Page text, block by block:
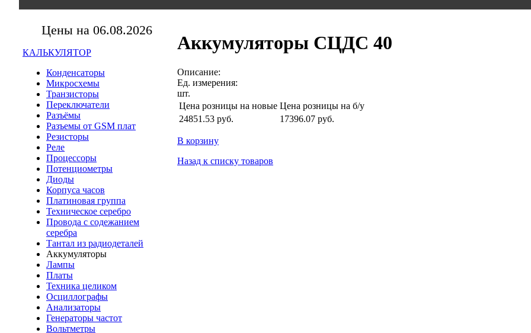
Цены на 06.08.2026
КАЛЬКУЛЯТОР
Конденсаторы
Микросхемы
Транзисторы
Переключатели
Разъёмы
Разъемы от GSM плат
Резисторы
Реле
Процессоры
Потенциометры
Диоды
Корпуса часов
Платиновая группа
Техническое серебро
Провода с содежанием
серебра
Тантал из радиодеталей
Аккумуляторы
Лампы
Платы
Техника целиком
Осциллографы
Анализаторы
Генераторы частот
Вольтметры
Аккумуляторы СЦДС 40
Описание:
Ед. измерения:
шт.
Цена розницы на новые Цена розницы на б/у
24851.53 руб. 17396.07 руб.
В корзину
Назад к списку товаров